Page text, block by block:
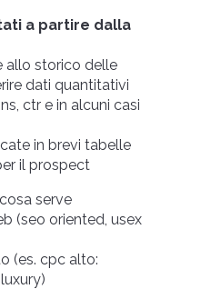
a partire dalla
allo storico delle
dati quantitativi
ctr e in alcuni casi
in brevi tabelle
il prospect
serve
(seo oriented, usex
(es. cpc alto: